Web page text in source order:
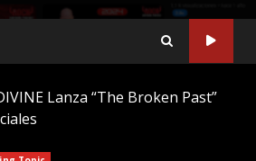
Lanza “The Broken Past”